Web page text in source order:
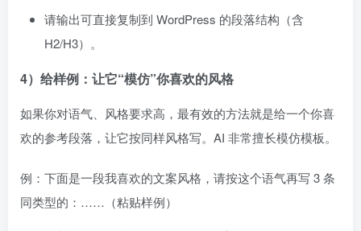
请输出可直接复制到 WordPress 的段落结构（含
H2/H3）。
4）给样例：让它“模仿”你喜欢的风格
如果你对语气、风格要求高，最有效的方法就是给一个你喜
欢的参考段落，让它按同样风格写。AI 非常擅长模仿模板。
例：下面是一段我喜欢的文案风格，请按这个语气再写 3 条
同类型的：……（粘贴样例）